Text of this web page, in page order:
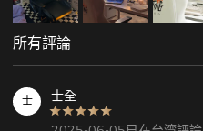
所有評論
士 士全